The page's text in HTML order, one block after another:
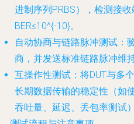
进制序列PRBS），检测接
BER≤10^{-10}。
自动协商与链路脉冲测试 ：
商，并发送标准链路脉冲维
互操作性测试 ：将DUT与多
长期数据传输的稳定性（如
吞吐量、延迟、丢包率测试）